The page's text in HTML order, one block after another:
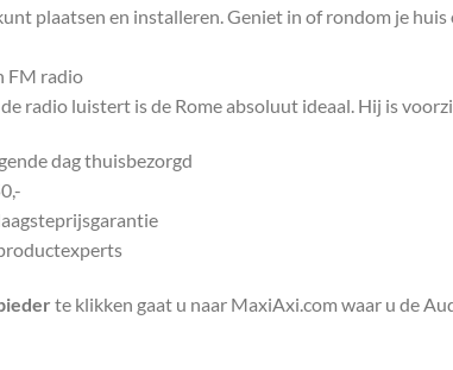
plaatsen en installeren. Geniet in of rondom je
FM radio
radio luistert is de Rome absoluut ideaal. Hij is
dag thuisbezorgd
te klikken gaat u naar MaxiAxi.com waar u de